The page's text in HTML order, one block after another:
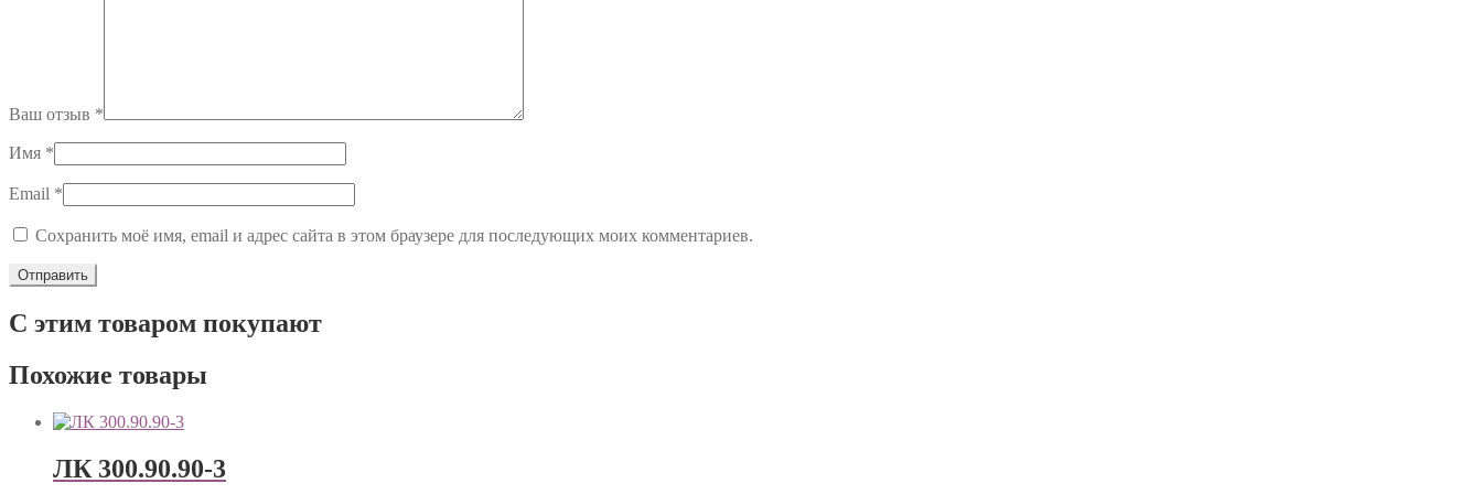
Ваш отзыв *
Имя *
Email *
Сохранить моё имя, email и адрес сайта в этом браузере для последующих моих комментариев.
С этим товаром покупают
Похожие товары
ЛК 300.90.90-3